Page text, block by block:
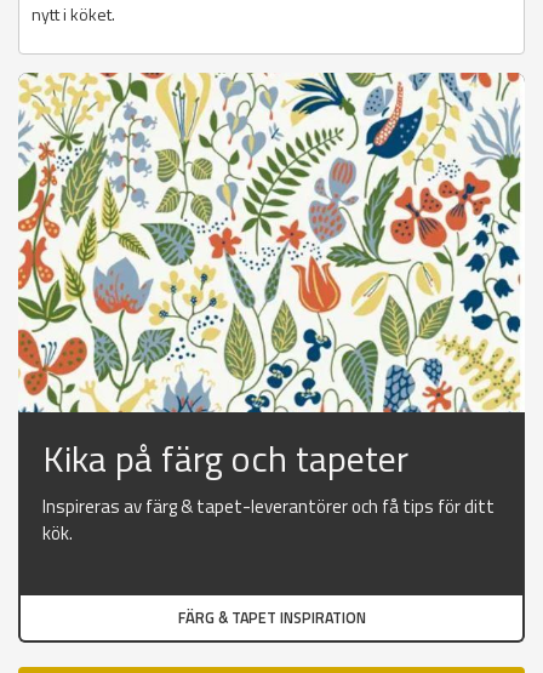
nytt i köket.
Kika på färg och tapeter
Inspireras av färg & tapet-leverantörer och få tips för ditt
kök.
FÄRG & TAPET INSPIRATION